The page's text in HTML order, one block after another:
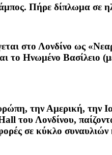
Πήρε δίπλωμα σε
στο Λονδίνο ως
Ηνωμένο Βασίλειο
την Αμερική, την
του Λονδίνου,
σε κύκλο